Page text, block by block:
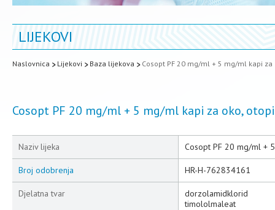
LIJEKOVI
Naslovnica Lijekovi Baza lijekova Cosopt PF 20 mg/ml + 5 mg/ml kapi
Cosopt PF 20 mg/ml + 5 mg/ml kapi za oko,
Naziv lijeka Cosopt PF 20 mg/ml +
Broj odobrenja HR-H-762834161
Djelatna tvar
dorzolamidklorid
timololmaleat